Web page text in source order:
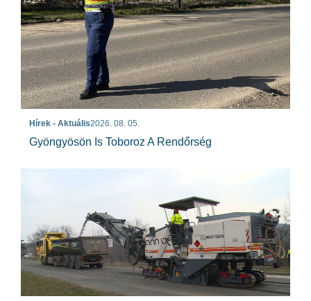
Hírek - Aktuális2026. 08. 05.
Gyöngyösön Is Toboroz A Rendőrség